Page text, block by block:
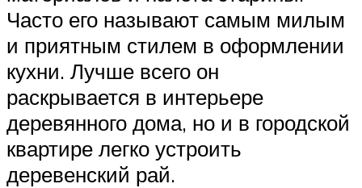
Часто его называют самым милым
и приятным стилем в оформлении
кухни. Лучше всего он
раскрывается в интерьере
деревянного дома, но и в городской
квартире легко устроить
деревенский рай.